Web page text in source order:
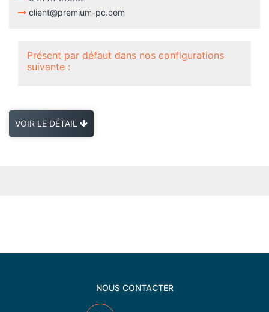
client@premium-pc.com
Présent par défaut dans nos configurations
suivante :
VOIR LE DÉTAIL
NOUS CONTACTER